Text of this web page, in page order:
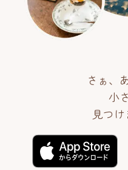
さぁ、
小
見つ